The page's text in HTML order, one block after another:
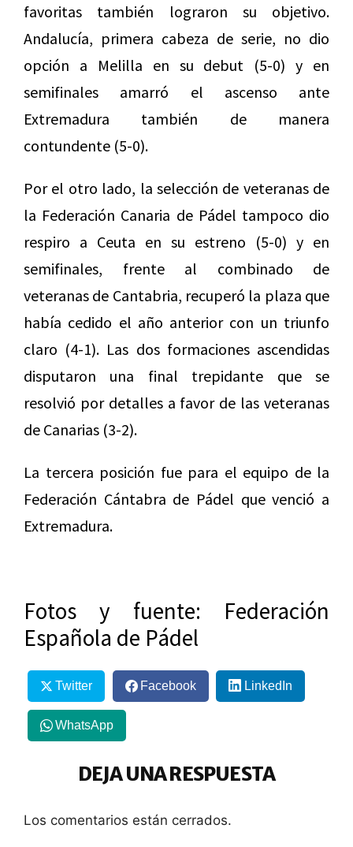
favoritas también lograron su objetivo.
Andalucía, primera cabeza de serie, no dio
opción a Melilla en su debut (5-0) y en
semifinales amarró el ascenso ante
Extremadura también de manera
contundente (5-0).
Por el otro lado, la selección de veteranas de
la Federación Canaria de Pádel tampoco dio
respiro a Ceuta en su estreno (5-0) y en
semifinales, frente al combinado de
veteranas de Cantabria, recuperó la plaza que
había cedido el año anterior con un triunfo
claro (4-1). Las dos formaciones ascendidas
disputaron una final trepidante que se
resolvió por detalles a favor de las veteranas
de Canarias (3-2).
La tercera posición fue para el equipo de la
Federación Cántabra de Pádel que venció a
Extremadura.
Fotos y fuente: Federación
Española de Pádel
Twitter Facebook LinkedIn
WhatsApp
DEJA UNA RESPUESTA
Los comentarios están cerrados.